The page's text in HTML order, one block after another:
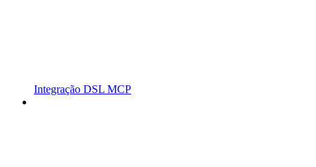
Integração DSL MCP